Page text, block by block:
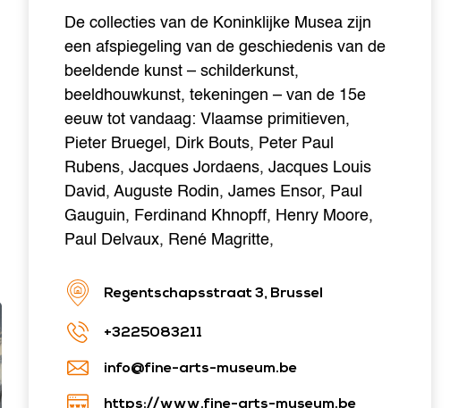
De collecties van de Koninklijke Musea zijn
een afspiegeling van de geschiedenis van de
beeldende kunst – schilderkunst,
beeldhouwkunst, tekeningen – van de 15e
eeuw tot vandaag: Vlaamse primitieven,
Pieter Bruegel, Dirk Bouts, Peter Paul
Rubens, Jacques Jordaens, Jacques Louis
David, Auguste Rodin, James Ensor, Paul
Gauguin, Ferdinand Khnopff, Henry Moore,
Paul Delvaux, René Magritte,
Regentschapsstraat 3, Brussel
+3225083211
info@fine-arts-museum.be
https://www.fine-arts-museum.be